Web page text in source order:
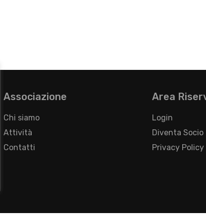
Associazione
Chi siamo
Attività
Contatti
Area
Login
Diventa Socio
Privacy Policy